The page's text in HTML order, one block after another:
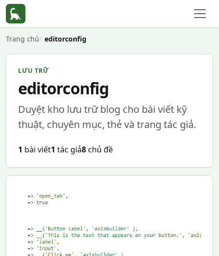
Trang chủ editorconfig
LƯU TRỮ
editorconfig
Duyệt kho lưu trữ blog cho bài viết kỹ
thuật, chuyên mục, thẻ và trang tác giả.
1 bài viết1 tác giả8chủ đề